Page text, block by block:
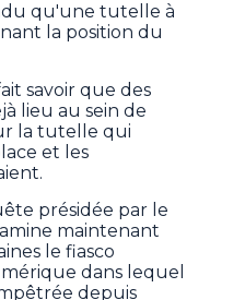
qu'une tutelle à
la position du
savoir que des
lieu au sein de
la tutelle qui
et les
présidée par le
maintenant
le fiasco
dans lequel
depuis